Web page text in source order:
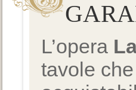
L’opera
tavole